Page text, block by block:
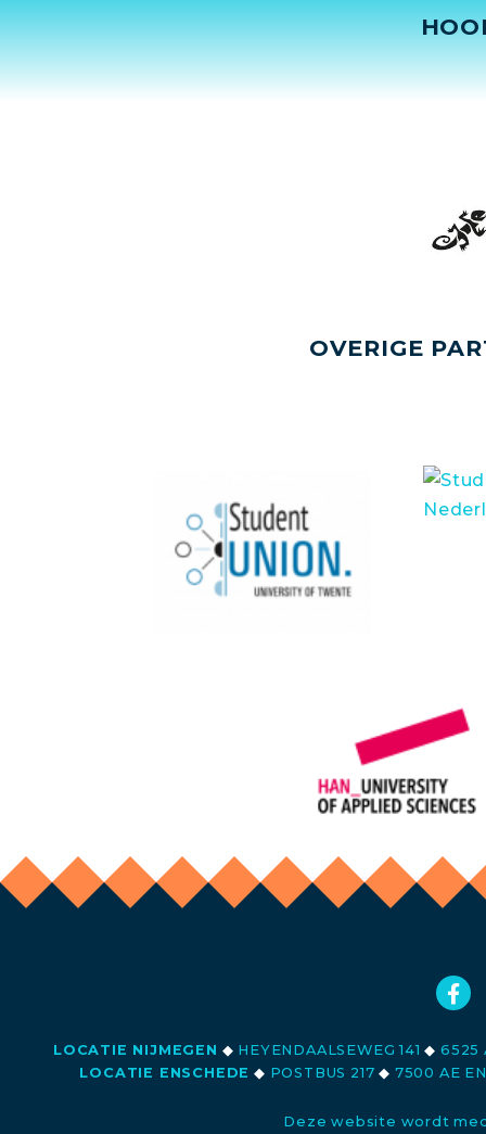
OVERIGE
LOCATIE NIJMEGEN ◆ HEYENDAALSEWEG 141◆ 6525
LOCATIE ENSCHEDE ◆ POSTBUS 217◆ 7500 AE
Deze website wordt